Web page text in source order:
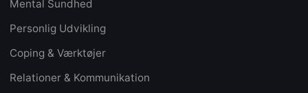
Mental Sundhed
Personlig Udvikling
Coping & Værktøjer
Relationer & Kommunikation